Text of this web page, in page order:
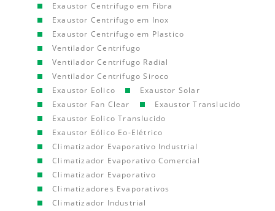
Exaustor Centrifugo em Fibra
Exaustor Centrifugo em Inox
Exaustor Centrifugo em Plastico
Ventilador Centrifugo
Ventilador Centrifugo Radial
Ventilador Centrifugo Siroco
Exaustor Eolico
Exaustor Solar
Exaustor Fan Clear
Exaustor Translucido
Exaustor Eolico Translucido
Exaustor Eólico Eo-Elétrico
Climatizador Evaporativo Industrial
Climatizador Evaporativo Comercial
Climatizador Evaporativo
Climatizadores Evaporativos
Climatizador Industrial